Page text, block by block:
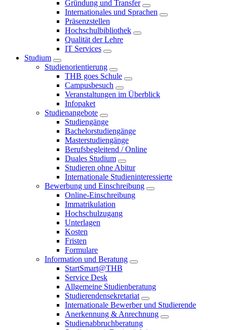
Gründung und Transfer
Internationales und Sprachen
Präsenzstellen
Hochschulbibliothek
Qualität der Lehre
IT Services
Studium
Studienorientierung
THB goes Schule
Campusbesuch
Veranstaltungen im Überblick
Infopaket
Studienangebote
Studiengänge
Bachelorstudiengänge
Masterstudiengänge
Berufsbegleitend / Online
Duales Studium
Studieren ohne Abitur
Internationale Studieninteressierte
Bewerbung und Einschreibung
Online-Einschreibung
Immatrikulation
Hochschulzugang
Unterlagen
Kosten
Fristen
Formulare
Information und Beratung
StartSmart@THB
Service Desk
Allgemeine Studienberatung
Studierendensekretariat
Internationale Bewerber und Studierende
Anerkennung & Anrechnung
Studienabbruchberatung